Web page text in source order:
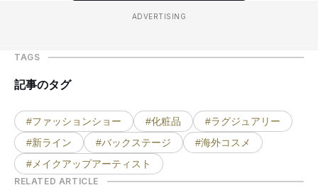
ADVERTISING
TAGS
記事のタグ
#ファッションショー #化粧品
#ラグジュアリー
#新ライン
#バックステージ
#海外コスメ
#メイクアップアーティスト
RELATED ARTICLE